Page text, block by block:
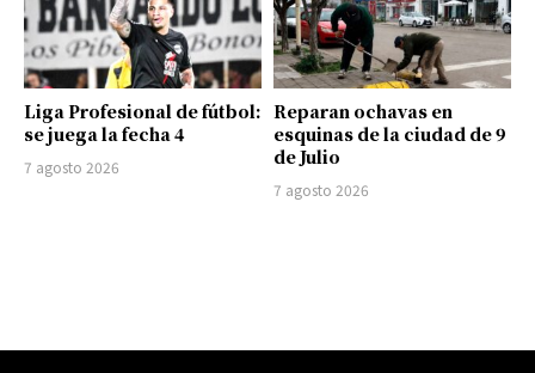
Liga Profesional de fútbol:
se juega la fecha 4
7 agosto 2026
Reparan ochavas en
esquinas de la ciudad de 9
de Julio
7 agosto 2026